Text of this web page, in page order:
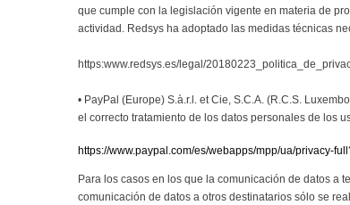
que cumple con la legislación vigente en materia de
actividad. Redsys ha adoptado las medidas técnicas
https:www.redsys.es/legal/
• PayPal (Europe) S.à.r.l. et Cie, S.C.A. (R.C.S.
el correcto tratamiento de los datos personales de los
https://www.paypal.com/es/webapps/mpp/ua/privacy-
Para los casos en los que la comunicación de datos a
comunicación de datos a otros destinatarios sólo se